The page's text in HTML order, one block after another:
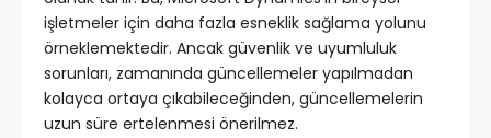
işletmeler için daha fazla esneklik sağlama yolunu
örneklemektedir. Ancak güvenlik ve uyumluluk
sorunları, zamanında güncellemeler yapılmadan
kolayca ortaya çıkabileceğinden, güncellemelerin
uzun süre ertelenmesi önerilmez.